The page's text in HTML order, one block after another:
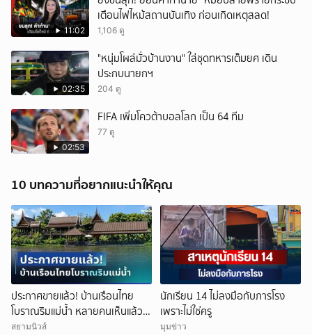
11:02
เตือนไฟไหม้สถานบันเทิง ก่อนเกิดเหตุสลด!
1,106 ดู
02:35
"หนุ่มโผล่มั่วบ้านงาน" ใส่ชุดทหารเต็มยศ เดิน
ประกบนายกฯ
204 ดู
02:53
FIFA เพิ่มโควต้าบอลโลก เป็น 64 ทีม
77 ดู
10 บทความที่อยากแนะนำให้คุณ
ประกาศขายแล้ว! บ้านเรือนไทย
โบราณริมแม่น้ำ หลายคนเห็นแล้ว
จำได้ เคยเป็นฉากหนังดัง
สยามนิวส์
นักเรียน 14 ไม่ลงมือกับภารโรง
เพราะไม่ใช่ครู
มุมข่าว